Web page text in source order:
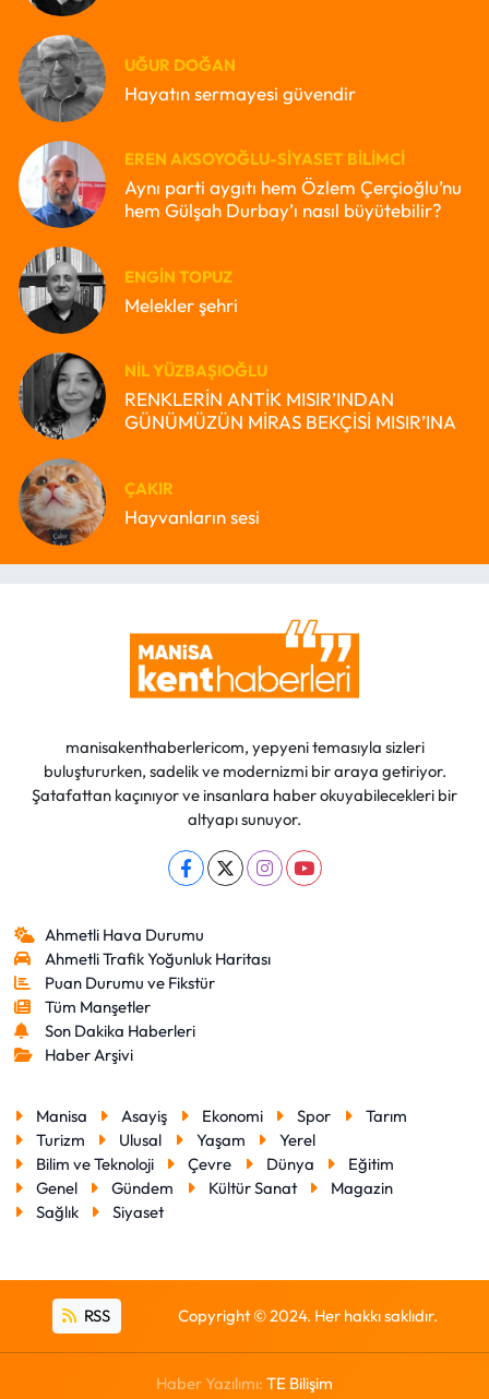
UĞUR DOĞAN
Hayatın sermayesi güvendir
EREN AKSOYOĞLU-SIYASET BILIMCI
Aynı parti aygıtı hem Özlem Çerçioğlu’nu
hem Gülşah Durbay’ı nasıl büyütebilir?
ENGIN TOPUZ
Melekler şehri
NIL YÜZBAŞIOĞLU
RENKLERİN ANTİK MISIR’INDAN
GÜNÜMÜZÜN MİRAS BEKÇİSİ MISIR’INA
ÇAKIR
Hayvanların sesi
manisakenthaberlericom, yepyeni temasıyla sizleri
buluştururken, sadelik ve modernizmi bir araya getiriyor.
Şatafattan kaçınıyor ve insanlara haber okuyabilecekleri bir
altyapı sunuyor.
Ahmetli Hava Durumu
Ahmetli Trafik Yoğunluk Haritası
Puan Durumu ve Fikstür
Tüm Manşetler
Son Dakika Haberleri
Haber Arşivi
Manisa Asayiş Ekonomi Spor
Tarım
Turizm
Ulusal Yaşam
Yerel
Bilim ve Teknoloji
Çevre Dünya
Eğitim
Genel
Gündem Kültür Sanat
Magazin
Sağlık
Siyaset
RSS Copyright © 2024. Her hakkı saklıdır.
Haber Yazılımı: TE Bilişim